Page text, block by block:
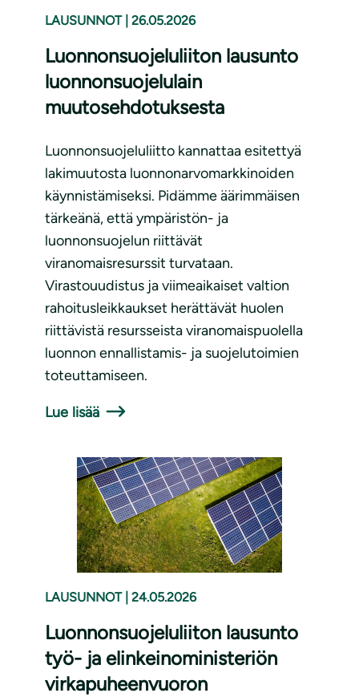
LAUSUNNOT 26.05.2026
Luonnonsuojeluliiton lausunto
luonnonsuojelulain
muutosehdotuksesta
Luonnonsuojeluliitto kannattaa esitettyä
lakimuutosta luonnonarvomarkkinoiden
käynnistämiseksi. Pidämme äärimmäisen
tärkeänä, että ympäristön- ja
luonnonsuojelun riittävät
viranomaisresurssit turvataan.
Virastouudistus ja viimeaikaiset valtion
rahoitusleikkaukset herättävät huolen
riittävistä resursseista viranomaispuolella
luonnon ennallistamis- ja suojelutoimien
toteuttamiseen.
Lue lisää
LAUSUNNOT 24.05.2026
Luonnonsuojeluliiton lausunto
työ- ja elinkeinoministeriön
virkapuheenvuoron